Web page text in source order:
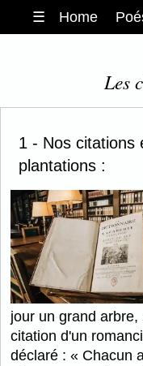
☰ Home
Les
1 - Nos citations
plantations :
jour un grand arbre,
citation d'un
déclaré :
Chacun